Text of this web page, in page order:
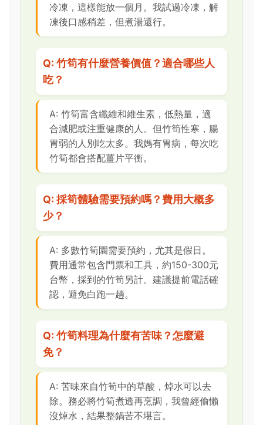
冷凍，這樣能放一個月。我試過冷凍，解
凍後口感稍差，但煮湯還行。
Q: 竹筍有什麼營養價值？適合哪些人
吃？
A: 竹筍富含纖維和維生素，低熱量，適
合減肥或注重健康的人。但竹筍性寒，腸
胃弱的人別吃太多。我媽有胃病，每次吃
竹筍都會搭配薑片平衡。
Q: 採筍體驗需要預約嗎？費用大概多
少？
A: 多數竹筍園需要預約，尤其是假日。
費用通常包含門票和工具，約150-300元
台幣，採到的竹筍另計。建議提前電話確
認，避免白跑一趟。
Q: 竹筍料理為什麼有苦味？怎麼避
免？
A: 苦味來自竹筍中的草酸，焯水可以去
除。務必將竹筍煮透再烹調，我曾經偷懶
沒焯水，結果整鍋苦不堪言。